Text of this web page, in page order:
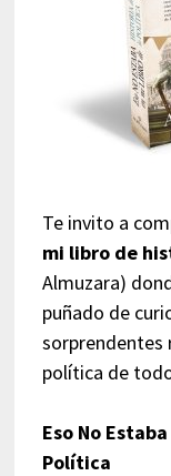
Te invito a
mi libro de
Almuzara)
puñado de
sorprendentes
política de
Eso No
Política